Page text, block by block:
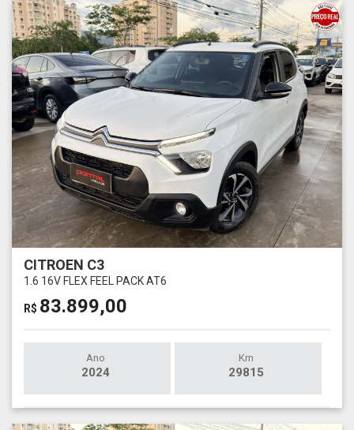
CITROEN C3
1.6 16V FLEX FEEL PACK AT6
R$ 83.899,00
Ano
2024
Km
29815